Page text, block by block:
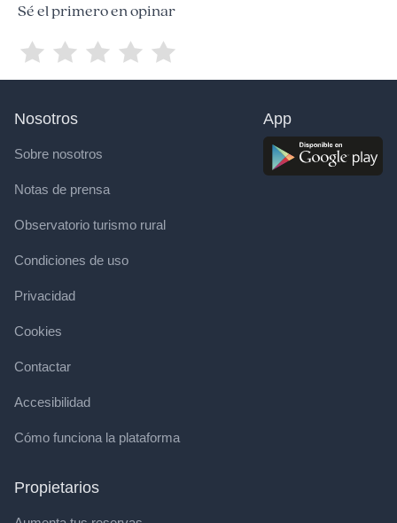
Sé el primero en opinar
Nosotros
Sobre nosotros
Notas de prensa
Observatorio turismo rural
Condiciones de uso
Privacidad
Cookies
Contactar
Accesibilidad
Cómo funciona la plataforma
Propietarios
App